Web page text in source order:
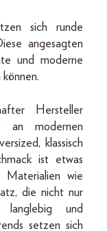
sich runde
angesagten
und moderne
Hersteller
an modernen
klassisch
ist etwas
Materialien wie
die nicht nur
langlebig und
setzen sich